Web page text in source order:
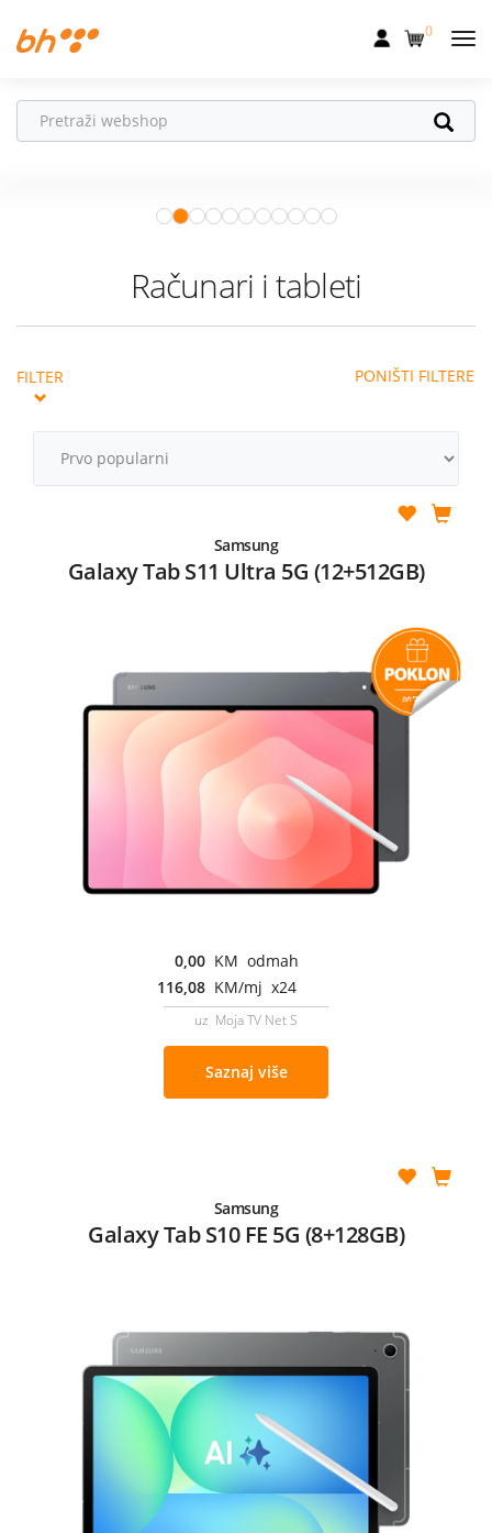
Fiksna
Akcije
Podrška
0
Ne propusti
Prood 04.08.–31.08. očekuju te
super pokloni!
Računari i tableti
FILTER PONIŠTI FILTERE
Samsung
Galaxy Tab S11 Ultra 5G (12+512GB)
0,00 KM odmah
116,08 KM/mj x24
uz Moja TV Net S
Saznaj više
Samsung
Galaxy Tab S10 FE 5G (8+128GB)